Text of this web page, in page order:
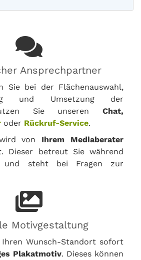
Ansprechpartner
Sie bei der Flächenauswahl,
und Umsetzung der
Sie unseren Chat,
oder Rückruf-Service.
von Ihrem Mediaberater
Dieser betreut Sie während
und steht bei Fragen zur
Motivgestaltung
Ihren Wunsch-Standort sofort
Plakatmotiv. Dieses können